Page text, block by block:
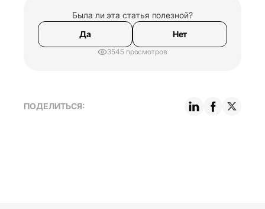
Была ли эта статья полезной?
Да
Нет
3545 просмотров
ПОДЕЛИТЬСЯ: